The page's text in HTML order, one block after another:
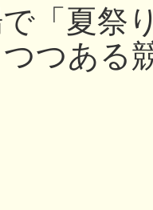
「夏祭
つある